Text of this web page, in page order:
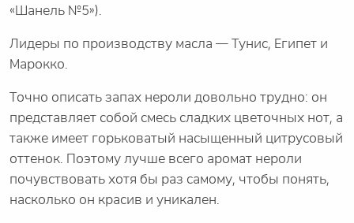
«Шанель №5»).
Лидеры по производству масла — Тунис, Египет и
Марокко.
Точно описать запах нероли довольно трудно: он
представляет собой смесь сладких цветочных нот, а
также имеет горьковатый насыщенный цитрусовый
оттенок. Поэтому лучше всего аромат нероли
почувствовать хотя бы раз самому, чтобы понять,
насколько он красив и уникален.